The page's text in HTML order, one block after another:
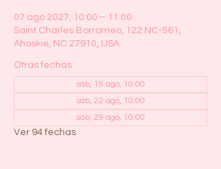
07 ago 2027, 10:00 – 11:00
Saint Charles Borromeo, 122 NC-561,
Ahoskie, NC 27910, USA
Otras fechas
sáb, 15 ago, 10:00
sáb, 22 ago, 10:00
sáb, 29 ago, 10:00
Ver 94 fechas